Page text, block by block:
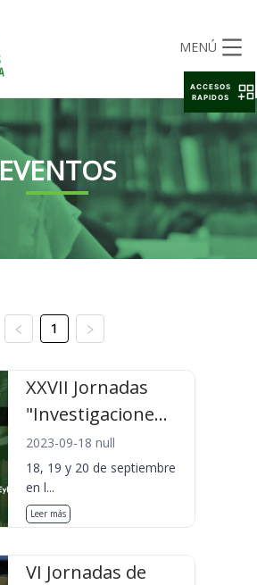
MENÚ
EVENTOS
1
XXVII Jornadas
"Investigacione...
2023-09-18 null
18, 19 y 20 de septiembre
en l...
Leer más
VI Jornadas de
ACCESOS
RAPIDOS